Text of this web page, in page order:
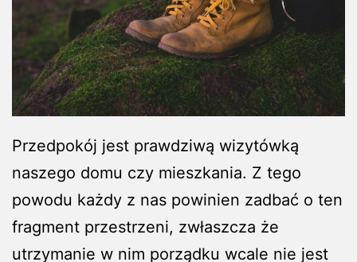
​Przedpokój jest prawdziwą wizytówką
naszego domu czy mieszkania. Z tego
powodu każdy z nas powinien zadbać o ten
fragment przestrzeni, zwłaszcza że
utrzymanie w nim porządku wcale nie jest